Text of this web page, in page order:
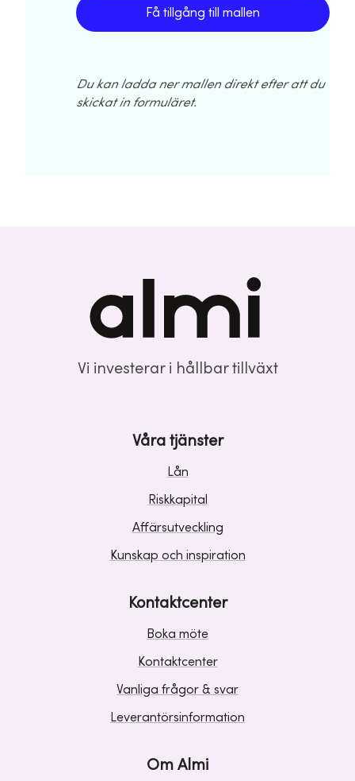
Få tillgång till mallen
Du kan ladda ner mallen direkt efter att du
skickat in formuläret.
Vi investerar i hållbar tillväxt
Våra tjänster
Lån
Riskkapital
Affärsutveckling
Kunskap och inspiration
Kontaktcenter
Boka möte
Kontaktcenter
Vanliga frågor & svar
Leverantörsinformation
Om Almi